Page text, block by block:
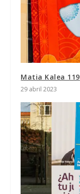
Matia Kalea 119
29 abril 2023